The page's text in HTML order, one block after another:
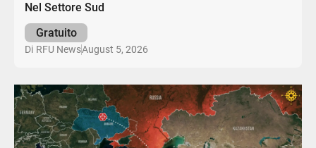
Nel Settore Sud
Gratuito
Di RFU NewsAugust 5, 2026